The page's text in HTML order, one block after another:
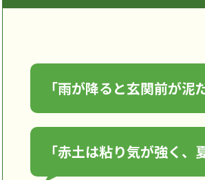
「雨が降ると玄関前が泥
「赤土は粘り気が強く、